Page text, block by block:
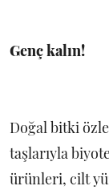
Genç kalın!
Doğal bitki
taşlarıyla
ürünleri, cilt